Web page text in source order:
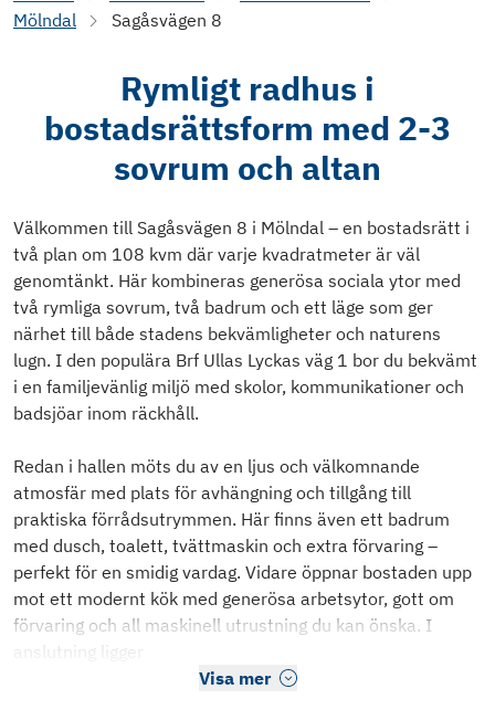
Mölndal
Sagåsvägen 8
Rymligt radhus i
bostadsrättsform med 2-3
sovrum och altan
Välkommen till Sagåsvägen 8 i Mölndal – en bostadsrätt i
två plan om 108 kvm där varje kvadratmeter är väl
genomtänkt. Här kombineras generösa sociala ytor med
två rymliga sovrum, två badrum och ett läge som ger
närhet till både stadens bekvämligheter och naturens
lugn. I den populära Brf Ullas Lyckas väg 1 bor du bekvämt
i en familjevänlig miljö med skolor, kommunikationer och
badsjöar inom räckhåll.
Redan i hallen möts du av en ljus och välkomnande
atmosfär med plats för avhängning och tillgång till
praktiska förrådsutrymmen. Här finns även ett badrum
med dusch, toalett, tvättmaskin och extra förvaring –
perfekt för en smidig vardag. Vidare öppnar bostaden upp
mot ett modernt kök med generösa arbetsytor, gott om
förvaring och all maskinell utrustning du kan önska. I
anslutning ligger
Visa mer